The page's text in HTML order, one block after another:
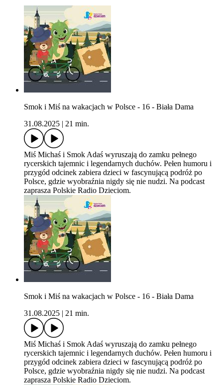
Smok i Miś na wakacjach w Polsce - 16 - Biała Dama
31.08.2025
21 min.
Miś Michaś i Smok Adaś wyruszają do zamku pełnego
rycerskich tajemnic i legendarnych duchów. Pełen humoru i
przygód odcinek zabiera dzieci w fascynującą podróż po
Polsce, gdzie wyobraźnia nigdy się nie nudzi. Na podcast
zaprasza Polskie Radio Dzieciom.
Smok i Miś na wakacjach w Polsce - 16 - Biała Dama
31.08.2025
21 min.
Miś Michaś i Smok Adaś wyruszają do zamku pełnego
rycerskich tajemnic i legendarnych duchów. Pełen humoru i
przygód odcinek zabiera dzieci w fascynującą podróż po
Polsce, gdzie wyobraźnia nigdy się nie nudzi. Na podcast
zaprasza Polskie Radio Dzieciom.